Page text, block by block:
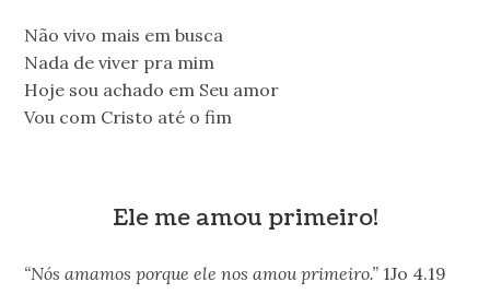
Não vivo mais em busca
Nada de viver pra mim
Hoje sou achado em Seu amor
Vou com Cristo até o fim
Ele me amou primeiro!
“Nós amamos porque ele nos amou primeiro.” 1Jo 4.19